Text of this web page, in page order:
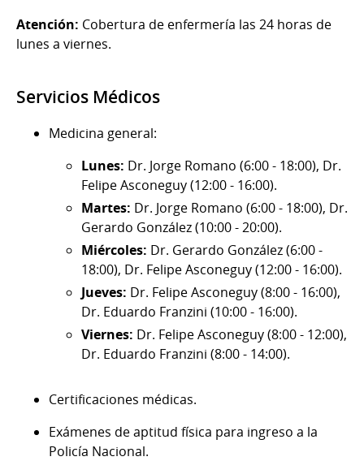
Atención: Cobertura de enfermería las 24 horas de
lunes a viernes.
Servicios Médicos
Medicina general:
Lunes: Dr. Jorge Romano (6:00 - 18:00), Dr.
Felipe Asconeguy (12:00 - 16:00).
Martes: Dr. Jorge Romano (6:00 - 18:00), Dr.
Gerardo González (10:00 - 20:00).
Miércoles: Dr. Gerardo González (6:00 -
18:00), Dr. Felipe Asconeguy (12:00 - 16:00).
Jueves: Dr. Felipe Asconeguy (8:00 - 16:00),
Dr. Eduardo Franzini (10:00 - 16:00).
Viernes: Dr. Felipe Asconeguy (8:00 - 12:00),
Dr. Eduardo Franzini (8:00 - 14:00).
Certificaciones médicas.
Exámenes de aptitud física para ingreso a la
Policía Nacional.